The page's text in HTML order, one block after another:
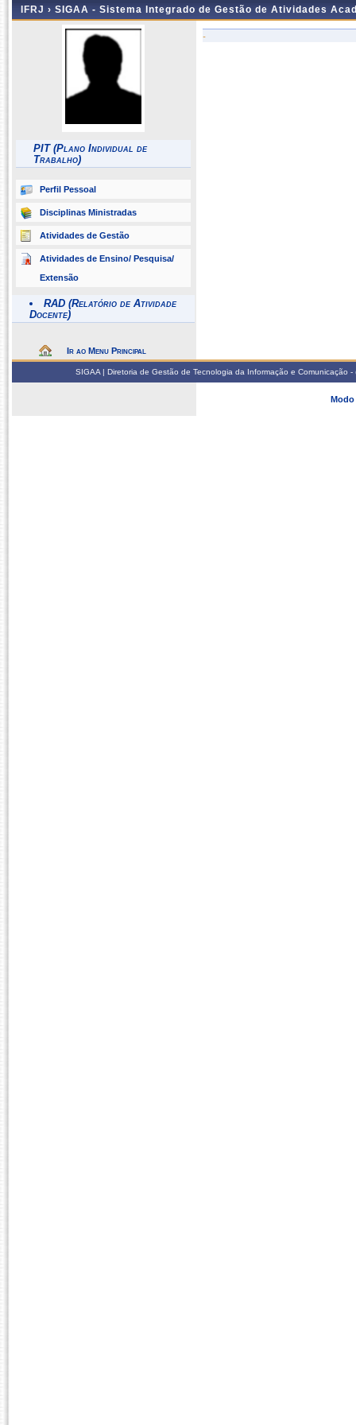
IFRJ › SIGAA - Sistema Integrado de Gestão de Atividades
PIT (Plano Individual de
Trabalho)
Perfil Pessoal
Disciplinas Ministradas
Atividades de Gestão
Atividades de Ensino/ Pesquisa/
Extensão
RAD (Relatório de Atividade
Docente)
Ir ao Menu Principal
-
SIGAA | Diretoria de Gestão de Tecnologia da Informação e
Modo